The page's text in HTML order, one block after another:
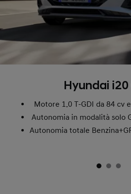
Hyundai i20
Motore 1.0 T-GDI da 84 cv
Autonomia in modalità solo
Autonomia totale